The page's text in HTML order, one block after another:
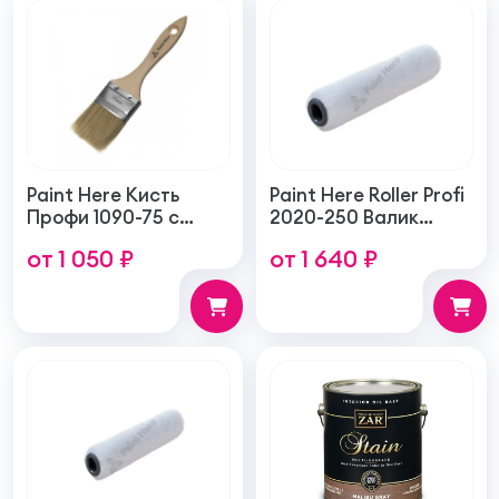
Paint Here Кисть
Профи 1090-75 с
щетиной плоская
от 1 050 ₽
Paint Here Roller Profi
2020-250 Валик
тонкую гладкую
структуру покрытия
от 1 640 ₽